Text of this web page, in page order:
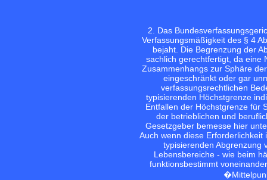
2. Das
Verfassungsmäßigkeit des § 4
bejaht. Die Begrenzung der
sachlich gerechtfertigt, da eine
Zusammenhangs zur Sphäre
eingeschränkt oder gar
verfassungsrechtlichen
typisierenden Höchstgrenze
Entfallen der Höchstgrenze für
der betrieblichen und
Gesetzgeber bemesse hier
Auch wenn diese
typisierenden Abgrenzung
Lebensbereiche - wie beim
funktionsbestimmt